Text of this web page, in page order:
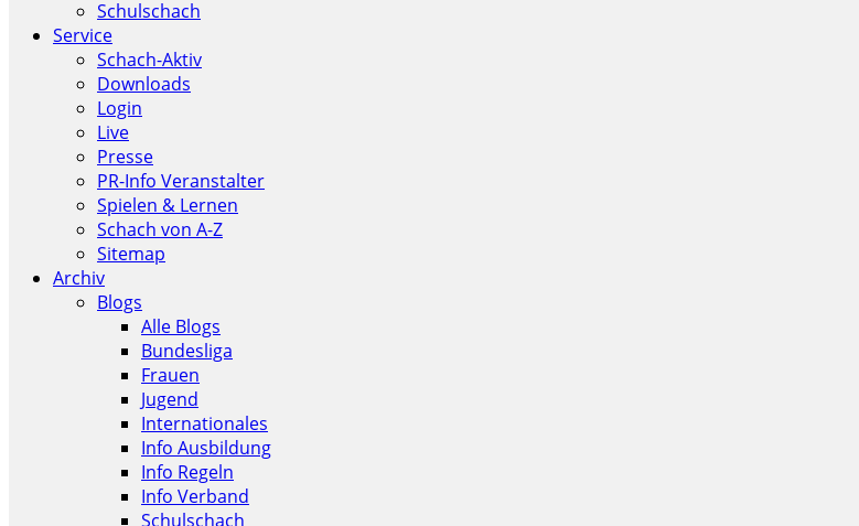
Schulschach
Service
Schach-Aktiv
Downloads
Login
Live
Presse
PR-Info Veranstalter
Spielen & Lernen
Schach von A-Z
Sitemap
Archiv
Blogs
Alle Blogs
Bundesliga
Frauen
Jugend
Internationales
Info Ausbildung
Info Regeln
Info Verband
Schulschach